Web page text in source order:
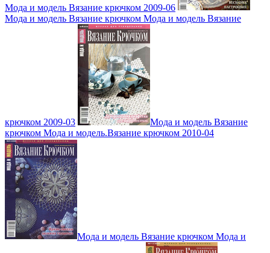
Мода и модель Вязание крючком 2009-06
Мода и модель Вязание крючком Мода и модель Вязание
крючком 2009-03
Мода и модель Вязание
крючком Мода и модель.Вязание крючком 2010-04
Мода и модель Вязание крючком Мода и